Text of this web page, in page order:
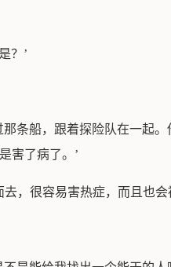
？’
那条船，跟着探险队在一起
害了病了。’
，很容易害热症，而且也会